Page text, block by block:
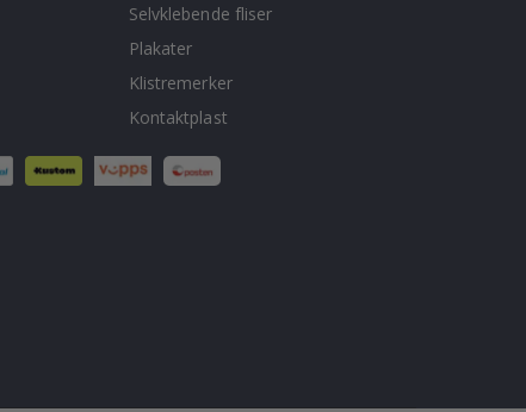
Selvklebende fliser
Plakater
Klistremerker
Kontaktplast